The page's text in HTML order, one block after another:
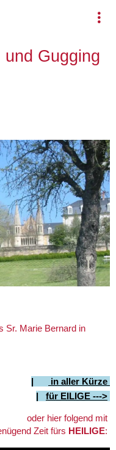
Gugging
Sr. Marie Bernard in
|
in aller Kürze
| für EILIGE --->
oder hier folgend mit
Zeit fürs HEILIGE: